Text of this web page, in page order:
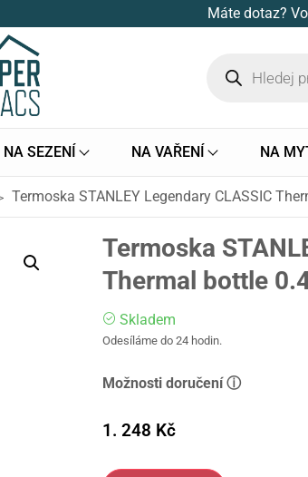
Máte dotaz?
NA SEZENÍ NA VAŘENÍ NA
Termoska STANLEY Legendary CLASSIC
Termoska
Thermal bottle
Skladem
Odesíláme do 24 hodin.
Možnosti doručení ⓘ
1. 248 Kč